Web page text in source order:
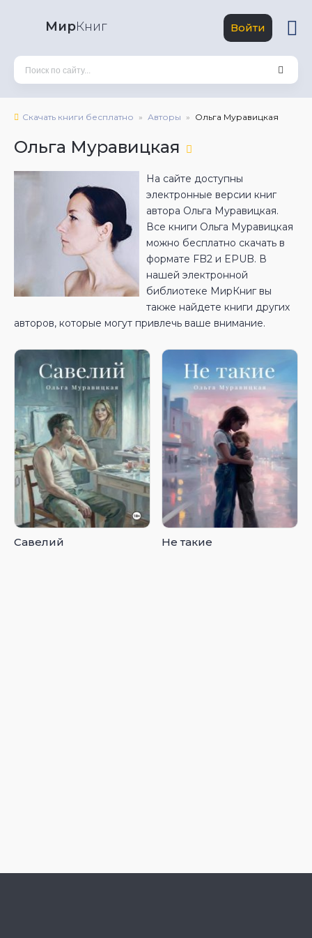
МирКниг Войти
Скачать книги бесплатно Авторы Ольга Муравицкая
Ольга Муравицкая
На сайте доступны
электронные версии книг
автора Ольга Муравицкая.
Все книги Ольга Муравицкая
можно бесплатно скачать в
формате FB2 и EPUB. В
нашей электронной
библиотеке МирКниг вы
также найдете книги других
авторов, которые могут привлечь ваше внимание.
Савелий Не такие